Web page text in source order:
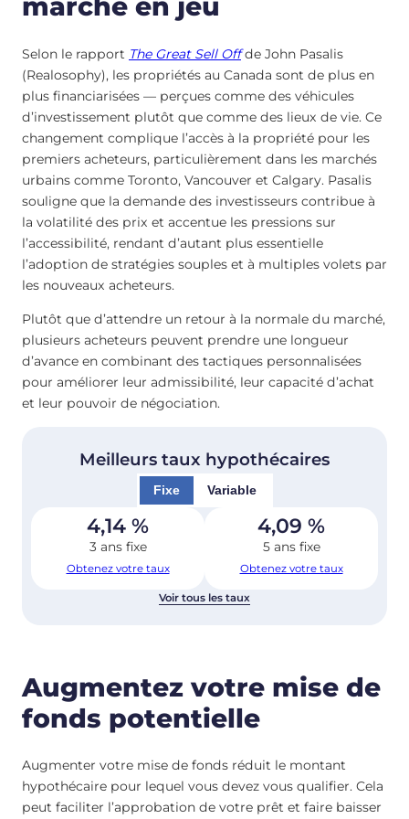
marché en jeu
Selon le rapport The Great Sell Offde John Pasalis
(Realosophy), les propriétés au Canada sont de plus en
plus financiarisées — perçues comme des véhicules
d’investissement plutôt que comme des lieux de vie. Ce
changement complique l’accès à la propriété pour les
premiers acheteurs, particulièrement dans les marchés
urbains comme Toronto, Vancouver et Calgary. Pasalis
souligne que la demande des investisseurs contribue à
la volatilité des prix et accentue les pressions sur
l’accessibilité, rendant d’autant plus essentielle
l’adoption de stratégies souples et à multiples volets par
les nouveaux acheteurs.
Plutôt que d’attendre un retour à la normale du marché,
plusieurs acheteurs peuvent prendre une longueur
d’avance en combinant des tactiques personnalisées
pour améliorer leur admissibilité, leur capacité d’achat
et leur pouvoir de négociation.
Meilleurs taux hypothécaires
Fixe Variable
4,14 %
3 ans fixe
Obtenez votre taux
4,09 %
5 ans fixe
Obtenez votre taux
Voir tous les taux
Augmentez votre mise de
fonds potentielle
Augmenter votre mise de fonds réduit le montant
hypothécaire pour lequel vous devez vous qualifier. Cela
peut faciliter l’approbation de votre prêt et faire baisser